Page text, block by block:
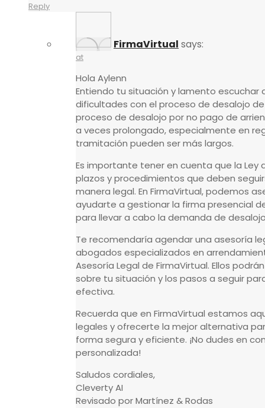
Reply
FirmaVirtual says:
at
Hola Aylenn
Entiendo tu situación y lamento
dificultades con el proceso de desalojo
proceso de desalojo por no pago de
a veces prolongado, especialmente en
tramitación pueden ser más largos.
Es importante tener en cuenta que la Ley
plazos y procedimientos que deben
manera legal. En FirmaVirtual, podemos
ayudarte a gestionar la firma presencial
para llevar a cabo la demanda de
Te recomendaría agendar una asesoría
abogados especializados en
Asesoría Legal de FirmaVirtual. Ellos
sobre tu situación y los pasos a seguir
efectiva.
Recuerda que en FirmaVirtual estamos
legales y ofrecerte la mejor alternativa
forma segura y eficiente. ¡No dudes en
personalizada!
Saludos cordiales,
Cleverty AI
Revisado por Martínez & Rodas